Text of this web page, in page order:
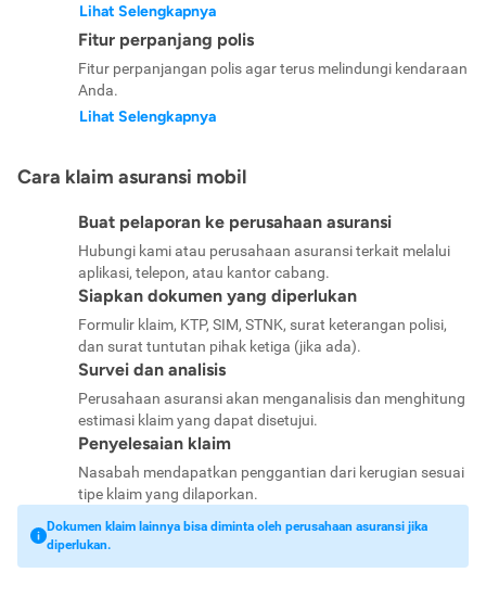
Lihat Selengkapnya
Fitur perpanjang polis
Fitur perpanjangan polis agar terus melindungi kendaraan
Anda.
Lihat Selengkapnya
Cara klaim asuransi mobil
Buat pelaporan ke perusahaan asuransi
Hubungi kami atau perusahaan asuransi terkait melalui
aplikasi, telepon, atau kantor cabang.
Siapkan dokumen yang diperlukan
Formulir klaim, KTP, SIM, STNK, surat keterangan polisi,
dan surat tuntutan pihak ketiga (jika ada).
Survei dan analisis
Perusahaan asuransi akan menganalisis dan menghitung
estimasi klaim yang dapat disetujui.
Penyelesaian klaim
Nasabah mendapatkan penggantian dari kerugian sesuai
tipe klaim yang dilaporkan.
Dokumen klaim lainnya bisa diminta oleh perusahaan asuransi jika
diperlukan.